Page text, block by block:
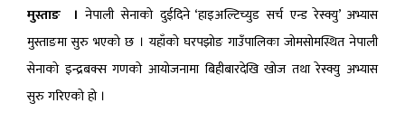
मुस्ताङ । नेपाली सेनाको दुईदिने‘हाइअल्टिच्युड सर्च एन्ड रेस्क्यु’ अभ्यास
मुस्ताङमा सुरु भएको छ । यहाँको घरपझोङ गाउँपालिका जोमसोमस्थित नेपाली
सेनाको इन्द्रबक्स गणको आयोजनामा बिहीबारदेखि खोज तथा रेस्क्यु अभ्यास
सुरुगरिएकोहो ।